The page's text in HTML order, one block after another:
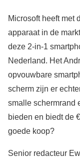
Microsoft heeft met
apparaat in de
deze 2-in-1
Nederland. Het
opvouwbare
scherm zijn er
smalle schermrand
bieden en biedt de
goede koop?
Senior redacteur